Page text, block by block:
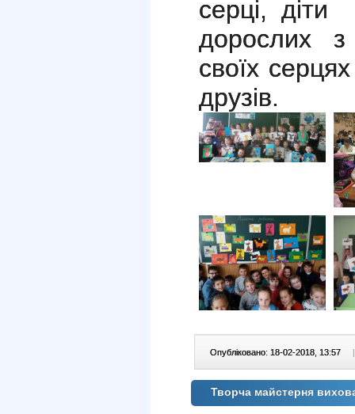
серці, діти
дорослих
своїх
друзів.
Опубліковано: 18-02-2018, 13:57 |
Творча майстерня